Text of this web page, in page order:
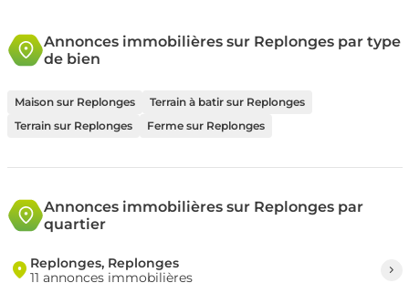
Annonces immobilières sur Replonges par type
de bien
Maison sur Replonges
Terrain à batir sur Replonges
Terrain sur Replonges
Ferme sur Replonges
Annonces immobilières sur Replonges par
quartier
Replonges, Replonges
11 annonces immobilières